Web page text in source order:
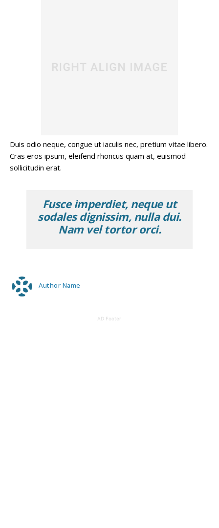
Duis odio neque, congue ut iaculis nec, pretium vitae libero.
Cras eros ipsum, eleifend rhoncus quam at, euismod
sollicitudin erat.
Fusce imperdiet, neque ut
sodales dignissim, nulla dui.
Nam vel tortor orci.
Author Name
AD Footer